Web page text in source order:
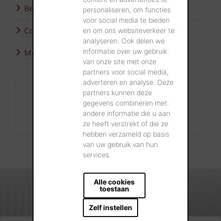
personaliseren, om functies
voor social media te bieden
en om ons websiteverkeer te
analyseren. Ook delen we
informatie over uw gebruik
van onze site met onze
partners voor social media,
adverteren en analyse. Deze
partners kunnen deze
gegevens combineren met
andere informatie die u aan
ze heeft verstrekt of die ze
hebben verzameld op basis
van uw gebruik van hun
services.
Alle cookies
toestaan
Zelf instellen
Bezoek onze showroom
Contacteer ons
Meer inspiratie
Contact
+32 56 24 96 38
info@wienerberger.be